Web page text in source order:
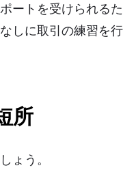
ートを受けられるた
しに取引の練習を行
所
ょう。